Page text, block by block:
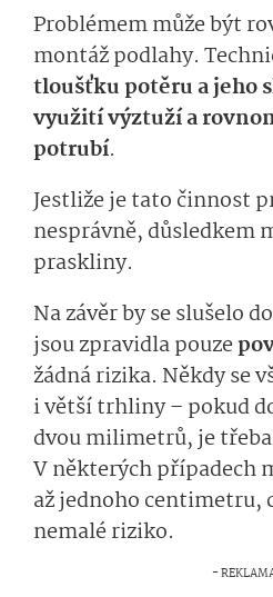
Problémem může být
montáž podlahy.
tloušťku potěru a jeho
využití výztuží a
potrubí.
Jestliže je tato činnost
nesprávně, důsledkem
praskliny.
Na závěr by se slušelo
jsou zpravidla pouze
žádná rizika. Někdy se
i větší trhliny – pokud
dvou milimetrů, je
V některých případech
až jednoho centimetru,
nemalé riziko.